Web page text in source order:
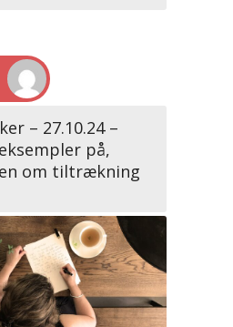
– 27.10.24 –
på,
om tiltrækning